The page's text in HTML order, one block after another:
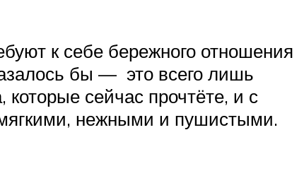
к себе бережного отношения
бы — это всего лишь
сейчас прочтёте, и с
мягкими, нежными и пушистыми.